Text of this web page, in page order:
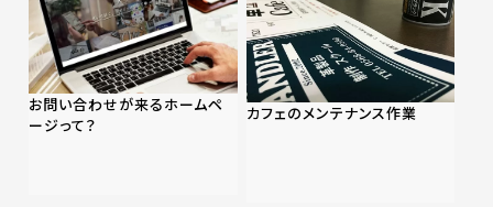
お問い合わせが来るホームペ
ージって？
カフェのメンテナンス作業